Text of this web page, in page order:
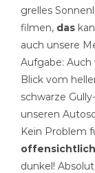
grelles
filmen, das
auch unsere
Aufgabe:
Blick vom
schwarze
unseren
Kein Problem
offensichtlich
dunkel!